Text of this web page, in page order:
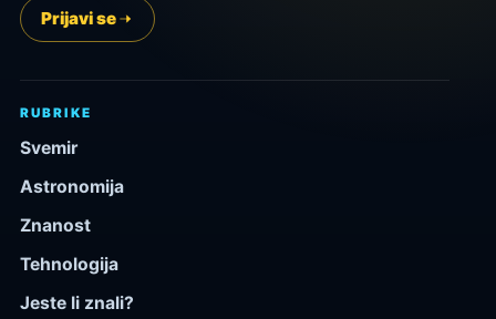
Prijavi se
RUBRIKE
Svemir
Astronomija
Znanost
Tehnologija
Jeste li znali?